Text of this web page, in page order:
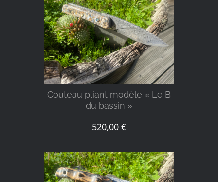
DÉTAILS
Couteau pliant modèle « Le B
du bassin »
520,00 €